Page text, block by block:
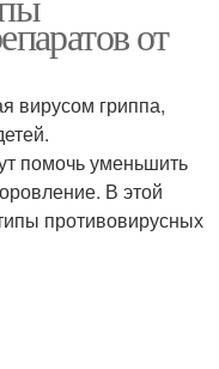
от
вирусом гриппа,
помочь уменьшить
В этой
противовирусных